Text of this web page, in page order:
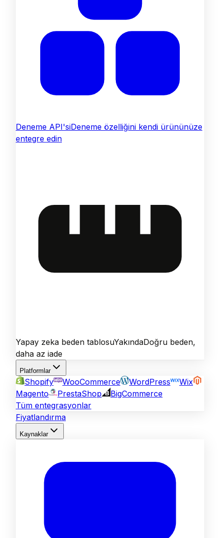
Deneme API'siDeneme özelliğini kendi ürününüze
entegre edin
Yapay zeka beden tablosuYakındaDoğru beden,
daha az iade
Platformlar
Shopify WooCommerce WordPress
Wix
Magento
PrestaShop
BigCommerce
Tüm entegrasyonlar
Fiyatlandırma
Kaynaklar